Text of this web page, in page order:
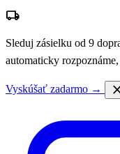
local_shipping
Sleduj zásielku od 9
automaticky
Vyskúšať zadarmo →